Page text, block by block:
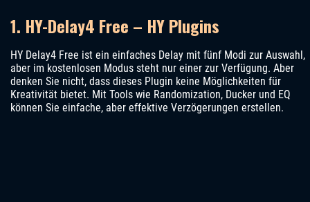
1. HY-Delay4 Free – HY Plugins
HY Delay4 Free ist ein einfaches Delay mit fünf Modi zur Auswahl,
aber im kostenlosen Modus steht nur einer zur Verfügung. Aber
denken Sie nicht, dass dieses Plugin keine Möglichkeiten für
Kreativität bietet. Mit Tools wie Randomization, Ducker und EQ
können Sie einfache, aber effektive Verzögerungen erstellen.